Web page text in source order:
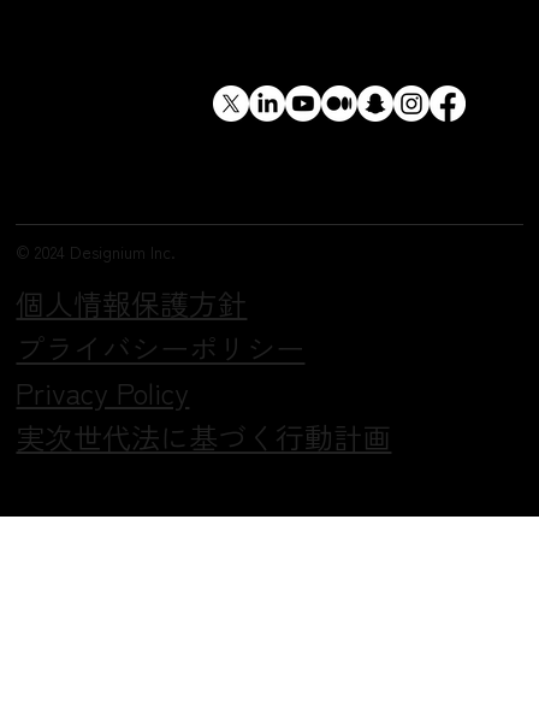
© 2024 Designium Inc.
個人情報保護方針
プライバシーポリシー
Privacy Policy
実次世代法に基づく行動計画